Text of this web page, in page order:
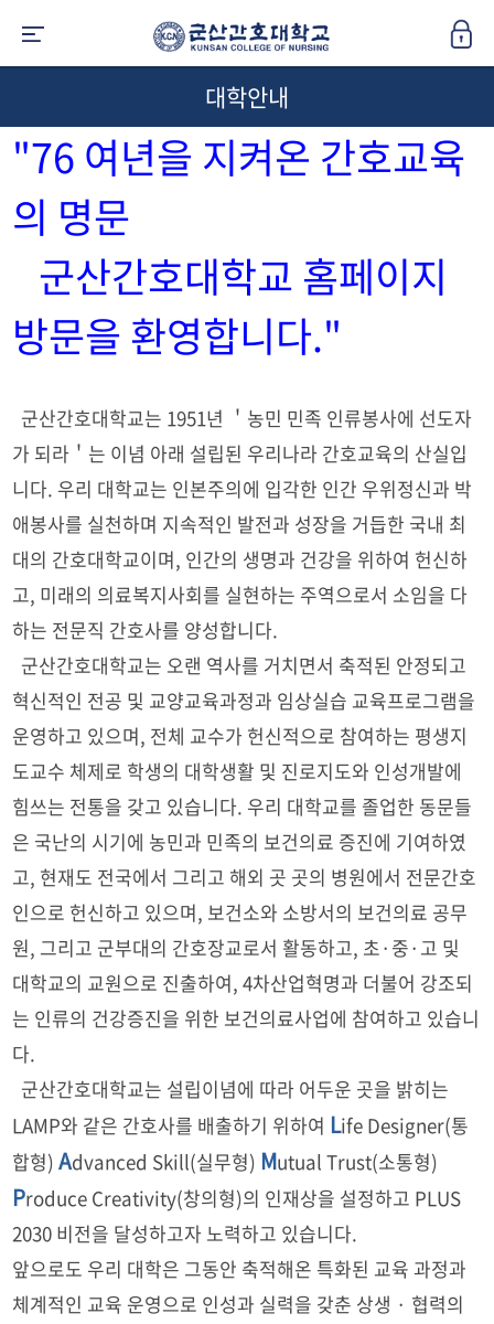
대학안내
"76 여년을 지켜온 간호교육
의 명문
군산간호대학교 홈페이지
방문을 환영합니다."
군산간호대학교는 1951년 ＇농민 민족 인류봉사에 선도자
가 되라＇는 이념 아래 설립된 우리나라 간호교육의 산실입
니다. 우리 대학교는 인본주의에 입각한 인간 우위정신과 박
애봉사를 실천하며 지속적인 발전과 성장을 거듭한 국내 최
대의 간호대학교이며, 인간의 생명과 건강을 위하여 헌신하
고, 미래의 의료복지사회를 실현하는 주역으로서 소임을 다
하는 전문직 간호사를 양성합니다.
군산간호대학교는 오랜 역사를 거치면서 축적된 안정되고
혁신적인 전공 및 교양교육과정과 임상실습 교육프로그램을
운영하고 있으며, 전체 교수가 헌신적으로 참여하는 평생지
도교수 체제로 학생의 대학생활 및 진로지도와 인성개발에
힘쓰는 전통을 갖고 있습니다. 우리 대학교를 졸업한 동문들
은 국난의 시기에 농민과 민족의 보건의료 증진에 기여하였
고, 현재도 전국에서 그리고 해외 곳 곳의 병원에서 전문간호
인으로 헌신하고 있으며, 보건소와 소방서의 보건의료 공무
원, 그리고 군부대의 간호장교로서 활동하고, 초·중·고 및
대학교의 교원으로 진출하여, 4차산업혁명과 더불어 강조되
는 인류의 건강증진을 위한 보건의료사업에 참여하고 있습니
다.
군산간호대학교는 설립이념에 따라 어두운 곳을 밝히는
LAMP와 같은 간호사를 배출하기 위하여 Life Designer(통
합형)Advanced Skill(실무형) Mutual Trust(소통형)
Produce Creativity(창의형)의 인재상을 설정하고 PLUS
2030 비전을 달성하고자 노력하고 있습니다.
앞으로도 우리 대학은 그동안 축적해온 특화된 교육 과정과
체계적인 교육 운영으로 인성과 실력을 갖춘 상생 · 협력의